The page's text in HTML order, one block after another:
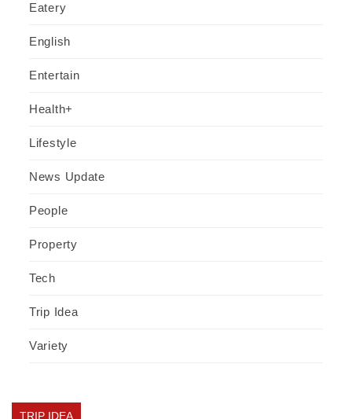
Eatery
English
Entertain
Health+
Lifestyle
News Update
People
Property
Tech
Trip Idea
Variety
TRIP IDEA